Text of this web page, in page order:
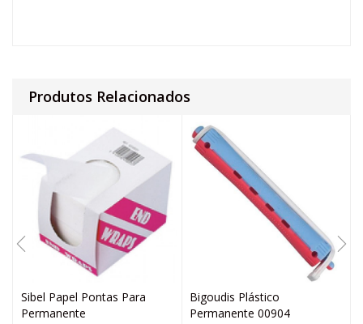
Produtos Relacionados
Sibel Papel Pontas Para
Permanente
Bigoudis Plástico
Permanente 00904